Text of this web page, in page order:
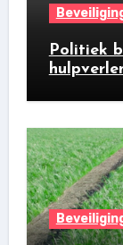
Politiek